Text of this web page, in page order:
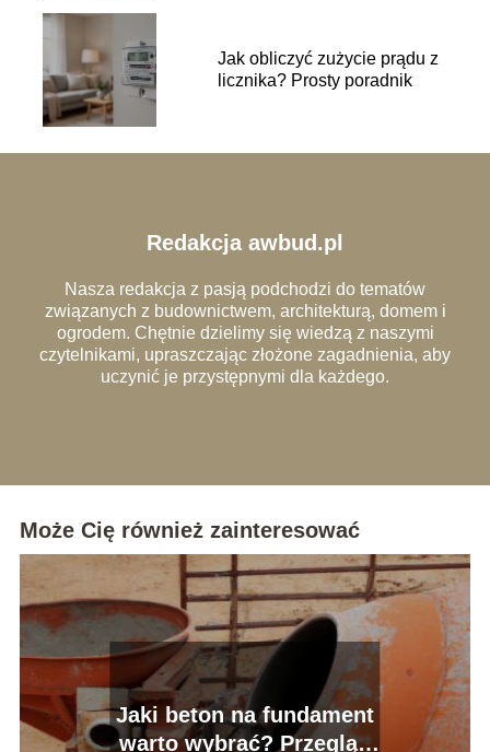
Jak obliczyć zużycie prądu z
licznika? Prosty poradnik
Redakcja awbud.pl
Nasza redakcja z pasją podchodzi do tematów
związanych z budownictwem, architekturą, domem i
ogrodem. Chętnie dzielimy się wiedzą z naszymi
czytelnikami, upraszczając złożone zagadnienia, aby
uczynić je przystępnymi dla każdego.
Może Cię również zainteresować
Jaki beton na fundament
warto wybrać? Przegląd